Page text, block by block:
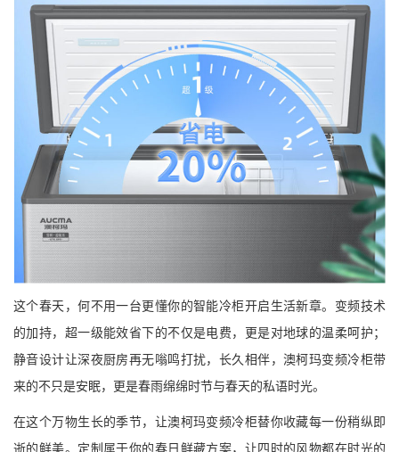
这个春天，何不用一台更懂你的智能冷柜开启生活新章。变频技术
的加持，超一级能效省下的不仅是电费，更是对地球的温柔呵护；
静音设计让深夜厨房再无嗡鸣打扰，长久相伴，澳柯玛变频冷柜带
来的不只是安眠，更是春雨绵绵时节与春天的私语时光。
在这个万物生长的季节，让澳柯玛变频冷柜替你收藏每一份稍纵即
逝的鲜美。定制属于你的春日鲜藏方案，让四时的风物都在时光的